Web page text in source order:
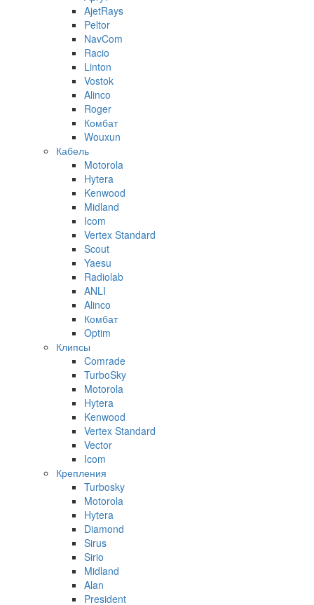
AjetRays
Peltor
NavCom
Racio
Linton
Vostok
Alinco
Roger
Комбат
Wouxun
Кабель
Motorola
Hytera
Kenwood
Midland
Icom
Vertex Standard
Scout
Yaesu
Radiolab
ANLI
Alinco
Комбат
Optim
Клипсы
Comrade
TurboSky
Motorola
Hytera
Kenwood
Vertex Standard
Vector
Icom
Крепления
Turbosky
Motorola
Hytera
Diamond
Sirus
Sirio
Midland
Alan
President